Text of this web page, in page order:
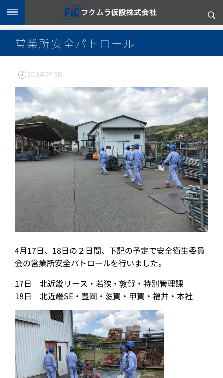
営業所安全パトロール
2018年5月9日
4月17日、18日の２日間、下記の予定で安全衛生委員
会の営業所安全パトロールを行いました。
17日 北近畿リース・若狭・敦賀・特別管理課
18日 北近畿SE・豊岡・滋賀・甲賀・福井・本社